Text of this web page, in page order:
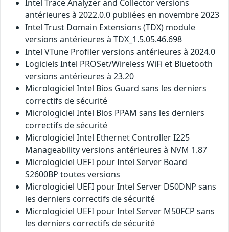
Intel Trace Analyzer and Collector versions
antérieures à 2022.0.0 publiées en novembre 2023
Intel Trust Domain Extensions (TDX) module
versions antérieures à TDX_1.5.05.46.698
Intel VTune Profiler versions antérieures à 2024.0
Logiciels Intel PROSet/Wireless WiFi et Bluetooth
versions antérieures à 23.20
Micrologiciel Intel Bios Guard sans les derniers
correctifs de sécurité
Micrologiciel Intel Bios PPAM sans les derniers
correctifs de sécurité
Micrologiciel Intel Ethernet Controller I225
Manageability versions antérieures à NVM 1.87
Micrologiciel UEFI pour Intel Server Board
S2600BP toutes versions
Micrologiciel UEFI pour Intel Server D50DNP sans
les derniers correctifs de sécurité
Micrologiciel UEFI pour Intel Server M50FCP sans
les derniers correctifs de sécurité